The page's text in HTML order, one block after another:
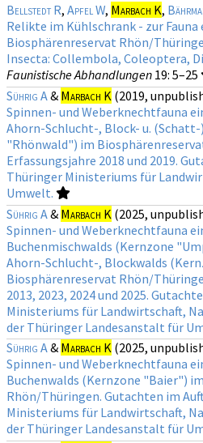
Bellstedt R, Apfel W, Marbach K,
Relikte im Kühlschrank - zur
Biosphärenreservat Rhön/
Insecta: Collembola, Coleoptera,
Faunistische Abhandlungen 19: 5–25
Sührig A& Marbach K (2019,
Spinnen- und Weberknechtfauna
Ahorn-Schlucht-, Block- u.
"Rhönwald") im
Erfassungsjahre 2018 und 2019.
Thüringer Ministeriums für
Umwelt.
Sührig A& Marbach K (2025,
Spinnen- und Weberknechtfauna
Buchenmischwalds (Kernzone
Ahorn-Schlucht-, Blockwalds
Biosphärenreservat Rhön/
2013, 2023, 2024 und 2025.
Ministeriums für Landwirtschaft,
der Thüringer Landesanstalt für
Sührig A& Marbach K (2025,
Spinnen- und Weberknechtfauna
Buchenwalds (Kernzone "Baier")
Rhön/Thüringen. Gutachten im
Ministeriums für Landwirtschaft,
der Thüringer Landesanstalt für